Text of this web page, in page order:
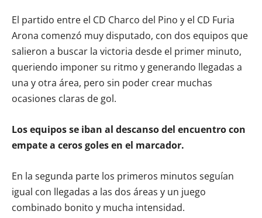
El partido entre el CD Charco del Pino y el CD Furia
Arona comenzó muy disputado, con dos equipos que
salieron a buscar la victoria desde el primer minuto,
queriendo imponer su ritmo y generando llegadas a
una y otra área, pero sin poder crear muchas
ocasiones claras de gol.
Los equipos se iban al descanso del encuentro con
empate a ceros goles en el marcador.
En la segunda parte los primeros minutos seguían
igual con llegadas a las dos áreas y un juego
combinado bonito y mucha intensidad.